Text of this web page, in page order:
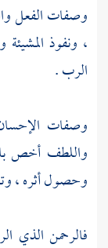
وصفات الفعل
، ونفوذ
الرب .
وصفات الإحسان
واللطف أخص
وحصول أثره ،
فالرحمن الذي